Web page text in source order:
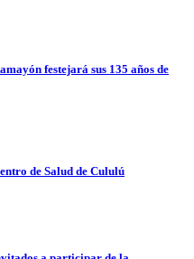
festejará sus 135 años de
de Salud de Cululú